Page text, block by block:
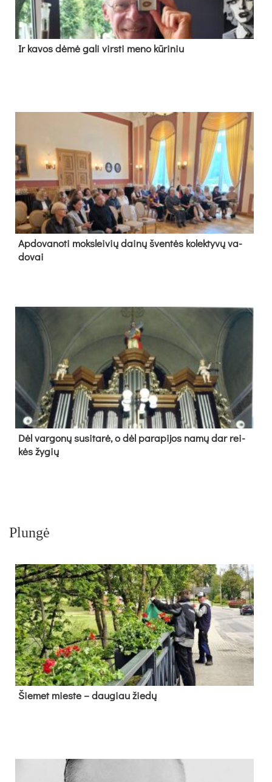
Ir ka­vos dė­mė ga­li virs­ti me­no kū­ri­niu
Ap­do­va­no­ti moks­lei­vių dai­nų šven­tės ko­lek­ty­vų va­
do­vai
Dėl var­go­nų su­si­ta­rė, o dėl pa­ra­pi­jos na­mų dar rei­
kės žy­gių
Plungė
Šie­met mies­te – dau­giau žie­dų